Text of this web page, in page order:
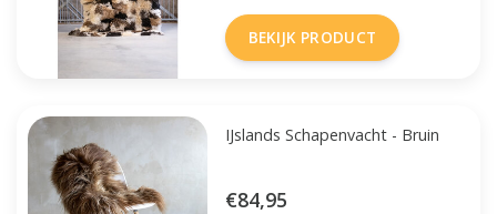
BEKIJK PRODUCT
IJslands Schapenvacht - Bruin
€84,95